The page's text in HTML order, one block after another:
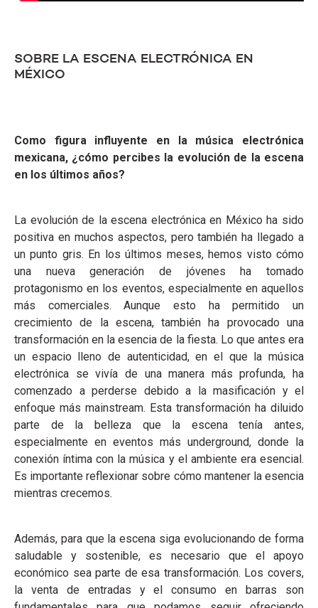
SOBRE LA ESCENA ELECTRÓNICA EN
MÉXICO
Como figura influyente en la música electrónica
mexicana, ¿cómo percibes la evolución de la escena
en los últimos años?
La evolución de la escena electrónica en México ha sido
positiva en muchos aspectos, pero también ha llegado a
un punto gris. En los últimos meses, hemos visto cómo
una nueva generación de jóvenes ha tomado
protagonismo en los eventos, especialmente en aquellos
más comerciales. Aunque esto ha permitido un
crecimiento de la escena, también ha provocado una
transformación en la esencia de la fiesta. Lo que antes era
un espacio lleno de autenticidad, en el que la música
electrónica se vivía de una manera más profunda, ha
comenzado a perderse debido a la masificación y el
enfoque más mainstream. Esta transformación ha diluido
parte de la belleza que la escena tenía antes,
especialmente en eventos más underground, donde la
conexión íntima con la música y el ambiente era esencial.
Es importante reflexionar sobre cómo mantener la esencia
mientras crecemos.
Además, para que la escena siga evolucionando de forma
saludable y sostenible, es necesario que el apoyo
económico sea parte de esa transformación. Los covers,
la venta de entradas y el consumo en barras son